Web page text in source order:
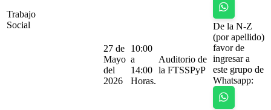
Trabajo
Social
27 de
Mayo
del
2026
10:00
a
14:00
Horas.
Auditorio de
la FTSSPyP
De la N-Z
(por apellido)
favor de
ingresar a
este grupo de
Whatsapp: